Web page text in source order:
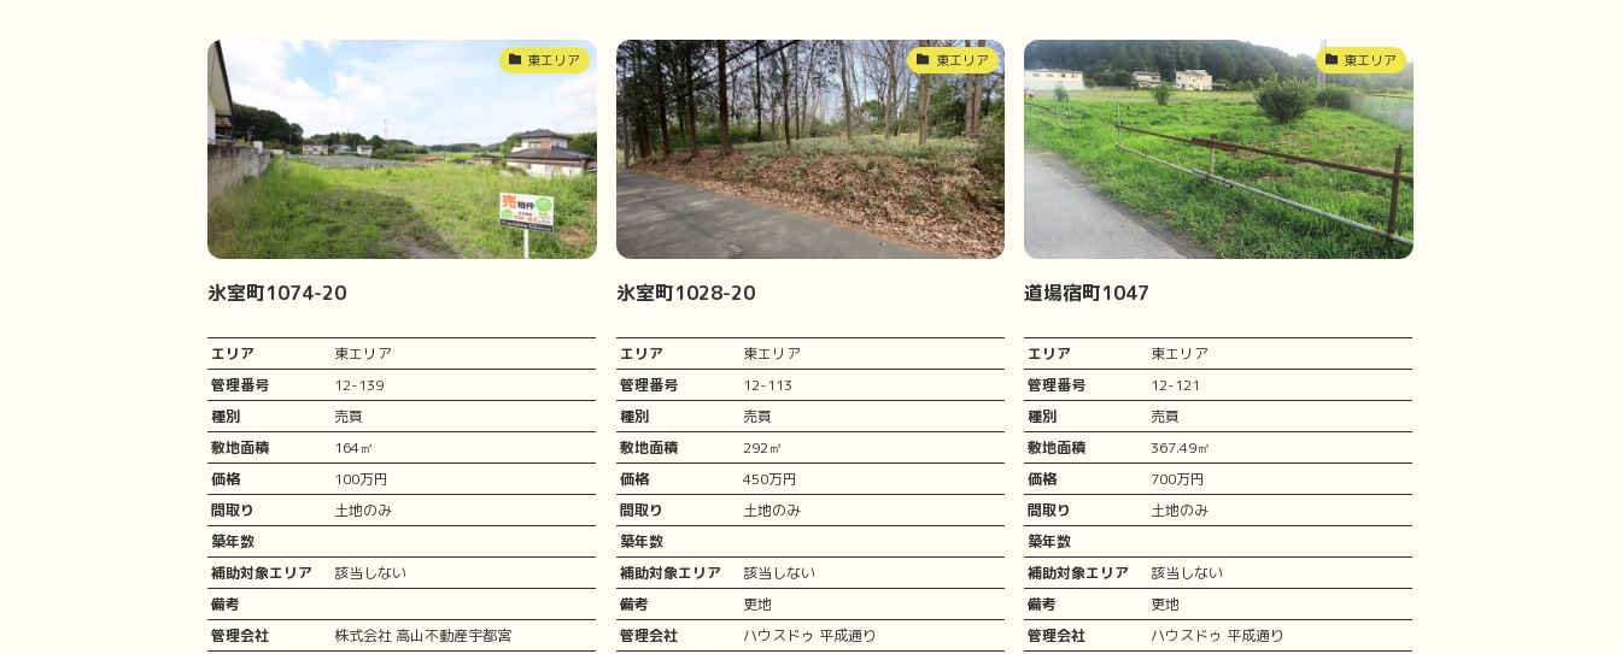
東エリア
氷室町1074-20
エリア
東エリア
管理番号
12-139
種別
売買
敷地面積
164㎡
価格
100万円
間取り
土地のみ
築年数
補助対象エリア
該当しない
備考
管理会社
株式会社 高山不動産宇都宮
東エリア
氷室町1028-20
エリア
東エリア
管理番号
12-113
種別
売買
敷地面積
292㎡
価格
450万円
間取り
土地のみ
築年数
補助対象エリア
該当しない
備考
更地
管理会社
ハウスドゥ 平成通り
東エリア
道場宿町1047
エリア
東エリア
管理番号
12-121
種別
売買
敷地面積
367.49㎡
価格
700万円
間取り
土地のみ
築年数
補助対象エリア
該当しない
備考
更地
管理会社
ハウスドゥ 平成通り